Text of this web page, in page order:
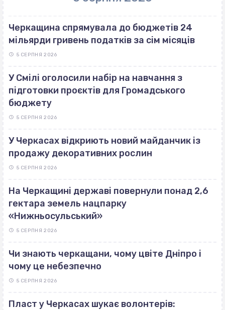
Черкащина спрямувала до бюджетів 24
мільярди гривень податків за сім місяців
5 СЕРПНЯ 2026
У Смілі оголосили набір на навчання з
підготовки проєктів для Громадського
бюджету
5 СЕРПНЯ 2026
У Черкасах відкриють новий майданчик із
продажу декоративних рослин
5 СЕРПНЯ 2026
На Черкащині державі повернули понад 2,6
гектара земель нацпарку
«Нижньосульський»
5 СЕРПНЯ 2026
Чи знають черкащани, чому цвіте Дніпро і
чому це небезпечно
5 СЕРПНЯ 2026
Пласт у Черкасах шукає волонтерів: